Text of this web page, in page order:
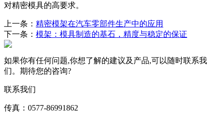
对精密模具的高要求。
上一条： 精密模架在汽车零部件生产中的应用
下一条： 模架：模具制造的基石，精度与稳定的保证
如果你有任何问题,你想了解的建议及产品,可以随时联系我
们。期待您的咨询?
联系我们
传真：0577-86991862